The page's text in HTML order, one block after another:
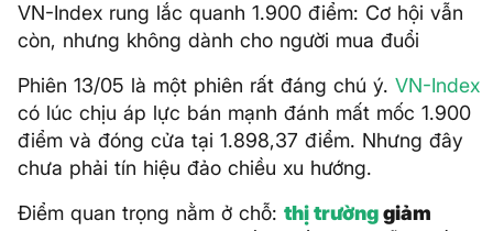
VN-Index rung lắc quanh 1.900 điểm: Cơ hội vẫn
còn, nhưng không dành cho người mua đuổi
Phiên 13/05 là một phiên rất đáng chú ý. VN-Index
có lúc chịu áp lực bán mạnh đánh mất mốc 1.900
điểm và đóng cửa tại 1.898,37 điểm. Nhưng đây
chưa phải tín hiệu đảo chiều xu hướng.
Điểm quan trọng nằm ở chỗ: thị trườnggiảm